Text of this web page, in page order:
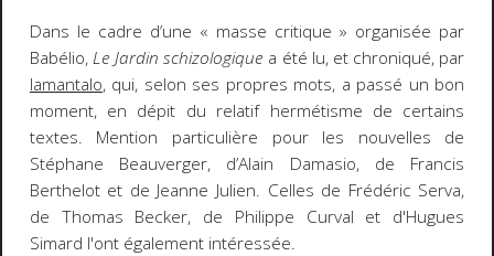
Dans le cadre d’une « masse critique » organisée par
Babélio,Le Jardin schizologique a été lu, et chroniqué, par
lamantalo, qui, selon ses propres mots, a passé un bon
moment, en dépit du relatif hermétisme de certains
textes. Mention particulière pour les nouvelles de
Stéphane Beauverger, d’Alain Damasio, de Francis
Berthelot et de Jeanne Julien. Celles de Frédéric Serva,
de Thomas Becker, de Philippe Curval et d'Hugues
Simard l'ont également intéressée.